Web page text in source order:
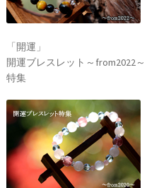
「開運」
開運ブレスレット～from2022～
特集